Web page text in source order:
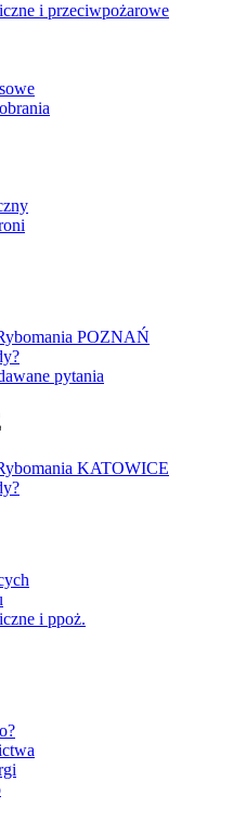
i przeciwpożarowe
POZNAŃ
pytania
KATOWICE
i ppoż.